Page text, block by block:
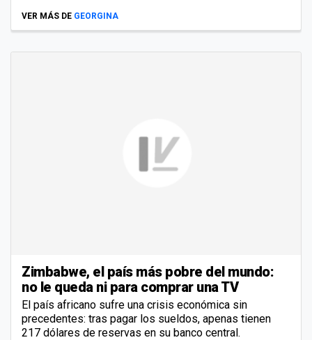
VER MÁS DE GEORGINA
Zimbabwe, el país más pobre del mundo:
no le queda ni para comprar una TV
El país africano sufre una crisis económica sin
precedentes: tras pagar los sueldos, apenas tienen
217 dólares de reservas en su banco central.